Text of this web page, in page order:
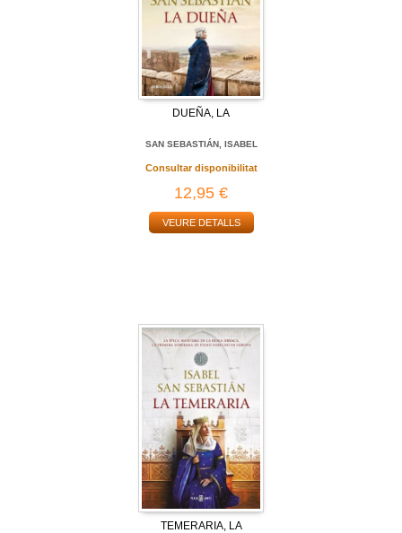
DUEÑA, LA
SAN SEBASTIÁN, ISABEL
Consultar disponibilitat
12,95 €
VEURE DETALLS
TEMERARIA, LA